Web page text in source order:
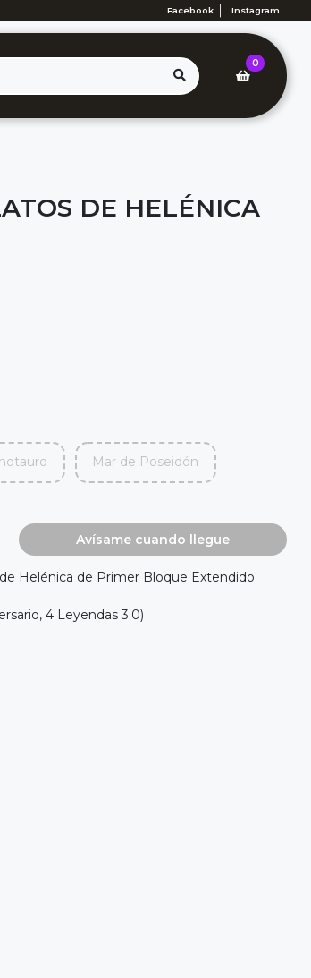
Facebook Instagram
0
DE HELÉNICA
Mar de Poseidón
Avísame cuando llegue
Helénica de Primer Bloque Extendido
4 Leyendas 3.0)